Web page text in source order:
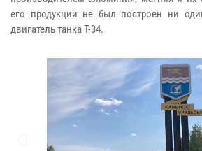
его продукции не был построен ни
двигатель танка Т-34.